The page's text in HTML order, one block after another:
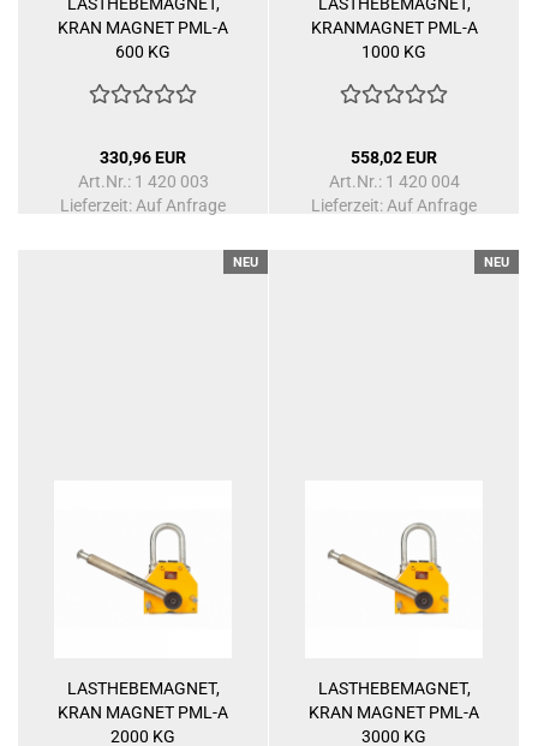
KRAN MAGNET PML-A
600 KG
330,96 EUR
Art.Nr.: 1 420 003
Lieferzeit: Auf Anfrage
KRANMAGNET PML-A
1000 KG
558,02 EUR
Art.Nr.: 1 420 004
Lieferzeit: Auf Anfrage
NEU
LASTHEBEMAGNET,
KRAN MAGNET PML-A
2000 KG
NEU
LASTHEBEMAGNET,
KRAN MAGNET PML-A
3000 KG